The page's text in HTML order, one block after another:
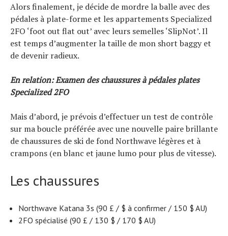
Alors finalement, je décide de mordre la balle avec des
pédales à plate-forme et les appartements Specialized
2FO ‘foot out flat out’ avec leurs semelles ‘SlipNot’. Il
est temps d’augmenter la taille de mon short baggy et
de devenir radieux.
En relation: Examen des chaussures à pédales plates
Specialized 2FO
Mais d’abord, je prévois d’effectuer un test de contrôle
sur ma boucle préférée avec une nouvelle paire brillante
de chaussures de ski de fond Northwave légères et à
crampons (en blanc et jaune lumo pour plus de vitesse).
Les chaussures
Northwave Katana 3s (90 £ / $ à confirmer / 150 $ AU)
2FO spécialisé (90 £ / 130 $ / 170 $ AU)